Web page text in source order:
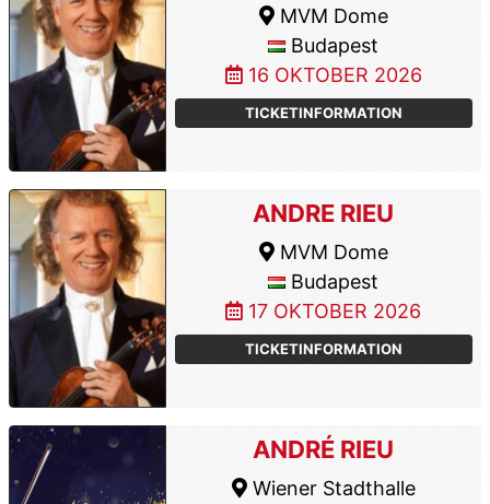
MVM Dome
Budapest
16 OKTOBER 2026
TICKETINFORMATION
ANDRE RIEU
MVM Dome
Budapest
17 OKTOBER 2026
TICKETINFORMATION
ANDRÉ RIEU
Wiener Stadthalle